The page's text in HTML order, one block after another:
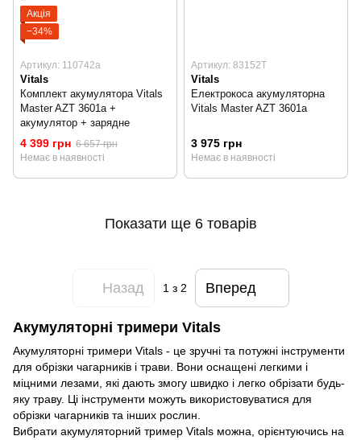
Акція
−34%
Артикул: 110742a
Vitals
Комплект акумулятора Vitals
Master AZT 3601a +
акумулятор + зарядне
4 399 грн 6 657 грн
Немає в наявності
Артикул: 83152T
Vitals
Електрокоса акумуляторна
Vitals Master AZT 3601a
3 975 грн
Немає в наявності
Показати ще 6 товарів
Назад 1 з 2 Вперед
Акумуляторні тримери Vitals
Акумуляторні тримери Vitals - це зручні та потужні інструменти
для обрізки чагарників і трави. Вони оснащені легкими і
міцними лезами, які дають змогу швидко і легко обрізати будь-
яку траву. Ці інструменти можуть використовуватися для
обрізки чагарників та інших рослин.
Вибрати акумуляторний тример Vitals можна, орієнтуючись на